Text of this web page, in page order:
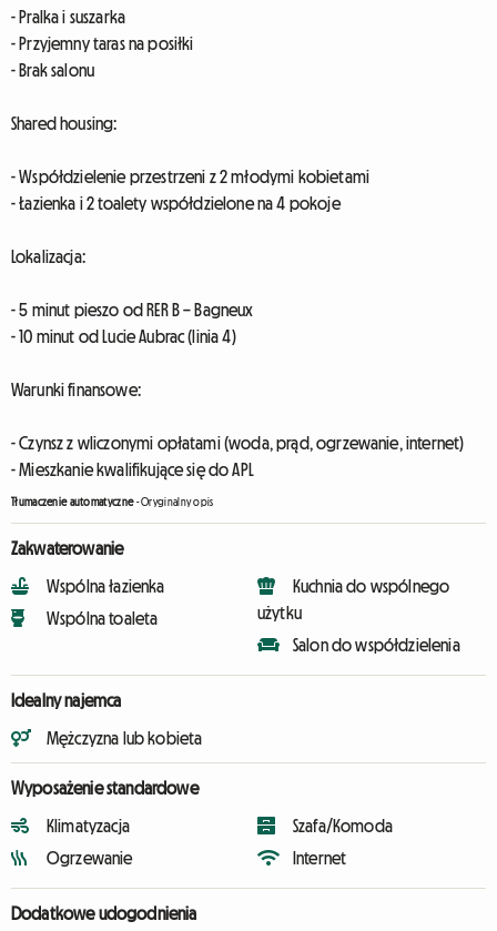
- Pralka i suszarka
- Przyjemny taras na posiłki
- Brak salonu
Shared housing:
- Współdzielenie przestrzeni z 2 młodymi kobietami
- Łazienka i 2 toalety współdzielone na 4 pokoje
Lokalizacja:
- 5 minut pieszo od RER B – Bagneux
- 10 minut od Lucie Aubrac (linia 4)
Warunki finansowe:
- Czynsz z wliczonymi opłatami (woda, prąd, ogrzewanie, internet)
- Mieszkanie kwalifikujące się do APL
Tłumaczenie automatyczne-Oryginalny opis
Zakwaterowanie
Wspólna łazienka
Wspólna toaleta
Kuchnia do wspólnego
użytku
Salon do współdzielenia
Idealny najemca
Mężczyzna lub kobieta
Wyposażenie standardowe
Klimatyzacja
Ogrzewanie
Szafa/Komoda
Internet
Dodatkowe udogodnienia